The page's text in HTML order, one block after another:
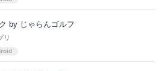
by じゃらんゴルフ
リ